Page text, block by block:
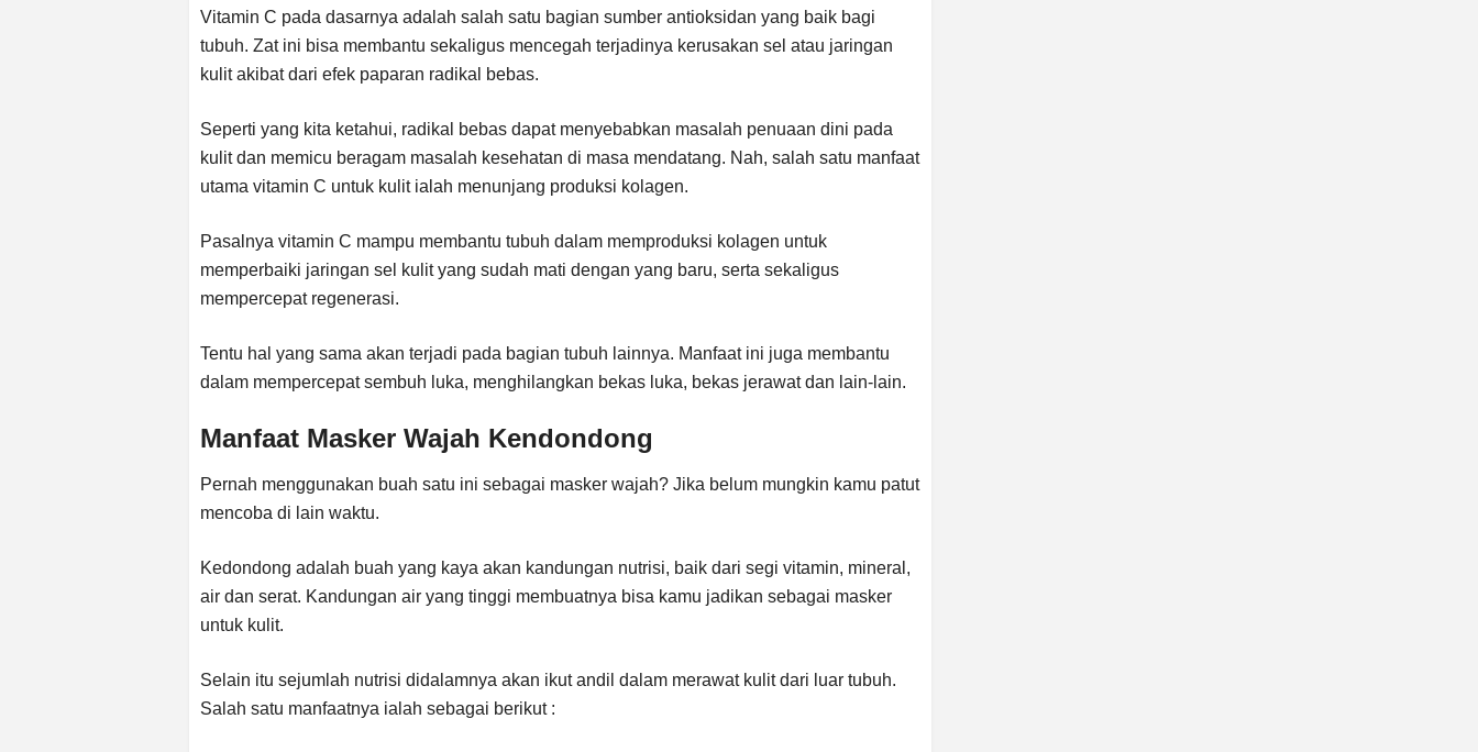
Vitamin C pada dasarnya adalah salah satu bagian sumber antioksidan yang baik bagi
tubuh. Zat ini bisa membantu sekaligus mencegah terjadinya kerusakan sel atau jaringan
kulit akibat dari efek paparan radikal bebas.
Seperti yang kita ketahui, radikal bebas dapat menyebabkan masalah penuaan dini pada
kulit dan memicu beragam masalah kesehatan di masa mendatang. Nah, salah satu manfaat
utama vitamin C untuk kulit ialah menunjang produksi kolagen.
Pasalnya vitamin C mampu membantu tubuh dalam memproduksi kolagen untuk
memperbaiki jaringan sel kulit yang sudah mati dengan yang baru, serta sekaligus
mempercepat regenerasi.
Tentu hal yang sama akan terjadi pada bagian tubuh lainnya. Manfaat ini juga membantu
dalam mempercepat sembuh luka, menghilangkan bekas luka, bekas jerawat dan lain-lain.
Manfaat Masker Wajah Kendondong
Pernah menggunakan buah satu ini sebagai masker wajah? Jika belum mungkin kamu patut
mencoba di lain waktu.
Kedondong adalah buah yang kaya akan kandungan nutrisi, baik dari segi vitamin, mineral,
air dan serat. Kandungan air yang tinggi membuatnya bisa kamu jadikan sebagai masker
untuk kulit.
Selain itu sejumlah nutrisi didalamnya akan ikut andil dalam merawat kulit dari luar tubuh.
Salah satu manfaatnya ialah sebagai berikut :